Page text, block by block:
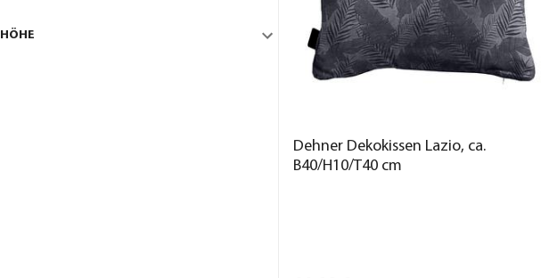
HÖHE
Dehner Dekokissen Lazio, ca.
B40/H10/T40 cm